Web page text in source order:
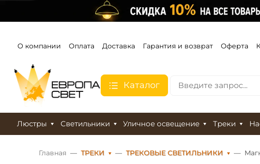
О компании Оплата Доставка Гарантия и возврат Оферта
Каталог
Люстры Светильники Уличное освещение Треки
Главная ТРЕКИ ТРЕКОВЫЕ СВЕТИЛЬНИКИ